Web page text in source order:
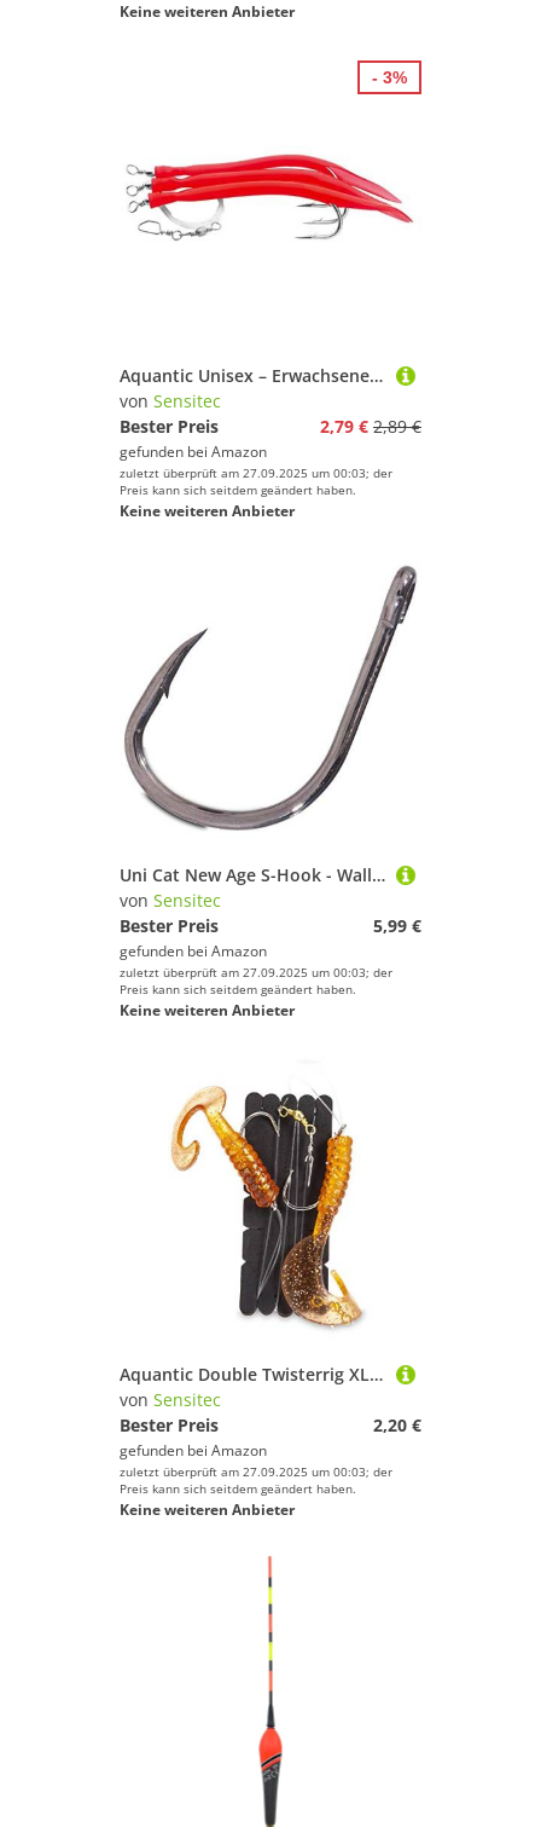
Keine weiteren Anbieter
Aquantic Unisex – Erwachsene 10C4039507207519C10, verfügbar in fängigen Farben, je 3 Gummi-Makks am Vorfach, Qualitätsschnur und Hochleistungswirbel (Rot, 6/0), Bunt, Normal
von Sensitec
Bester Preis
2,79 € 2,89 €
gefunden bei Amazon
zuletzt überprüft am 27.09.2025 um 00:03; der
Preis kann sich seitdem geändert haben.
Keine weiteren Anbieter
- 3%
Uni Cat New Age S-Hook - Wallerhaken, Größe/Packungsinhalt:Gr. 1/0 / 10 Stück
von Sensitec
Bester Preis
5,99 €
gefunden bei Amazon
zuletzt überprüft am 27.09.2025 um 00:03; der
Preis kann sich seitdem geändert haben.
Keine weiteren Anbieter
Aquantic Double Twisterrig XL 5 Farben Haken 4/0 Durchmesser 0,80 mm mit Wirbel Marine Länge 115 cm Motoroil
von Sensitec
Bester Preis
2,20 €
gefunden bei Amazon
zuletzt überprüft am 27.09.2025 um 00:03; der
Preis kann sich seitdem geändert haben.
Keine weiteren Anbieter